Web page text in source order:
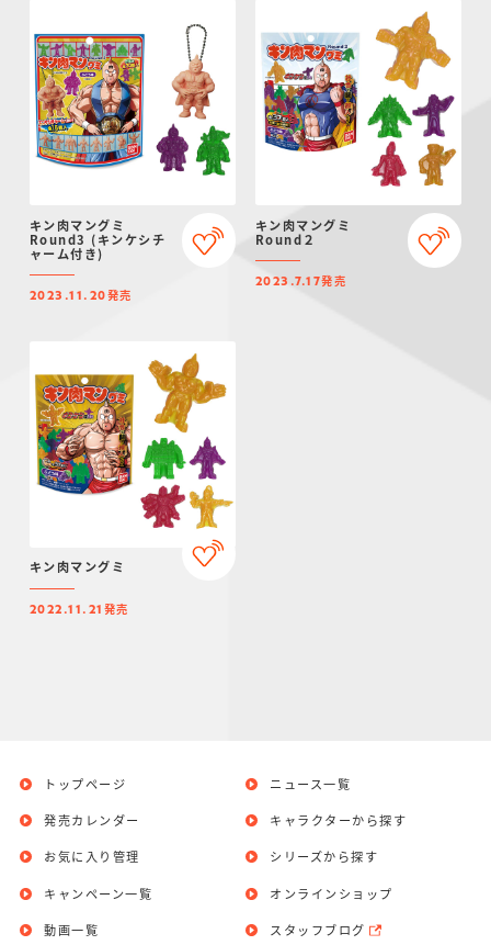
キン肉マングミ
Round3 (キンケシチ
ャーム付き)
2023.11.20発売
キン肉マングミ
Round２
2023.7.17発売
キン肉マングミ
2022.11.21 発売
トップページ
発売カレンダー
お気に入り管理
ニュース一覧
キャラクターから探す
シリーズから探す
キャンペーン一覧
動画一覧
オンラインショップ
スタッフブログ